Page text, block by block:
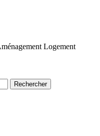
Logement
Rechercher